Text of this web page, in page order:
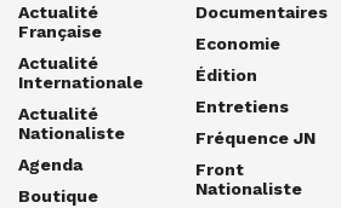
Actualité
Française
Actualité
Internationale
Actualité
Nationaliste
Agenda
Boutique
Documentaires
Economie
Édition
Entretiens
Fréquence JN
Front
Nationaliste